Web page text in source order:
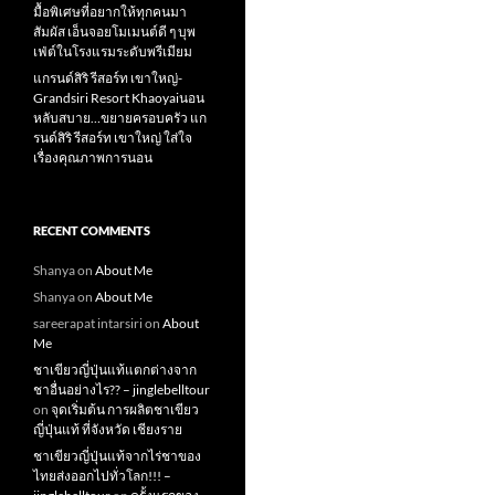
มื้อพิเศษที่อยากให้ทุกคนมา
สัมผัส เอ็นจอยโมเมนต์ดี ๆ บุพ
เฟ่ต์ในโรงแรมระดับพรีเมียม
แกรนด์สิริ​ รีสอร์ท​ เขาใหญ่​-
Grandsiri​ Resort​ Khaoyaiนอน
หลับสบาย…ขยายครอบครัว แก
รนด์สิริ รีสอร์ท เขาใหญ่ ใส่ใจ
เรื่องคุณภาพการนอน
RECENT COMMENTS
Shanyaon About Me
Shanyaon About Me
sareerapat intarsirion About
Me
ชาเขียวญี่ปุ่นแท้แตกต่างจาก
ชาอื่นอย่างไร?? – jinglebelltour
on จุดเริ่มต้น การผลิตชาเขียว
ญี่ปุ่นแท้ ที่จังหวัด เชียงราย
ชาเขียวญี่ปุ่นแท้จากไร่ชาของ
ไทยส่งออกไปทั่วโลก!!! –